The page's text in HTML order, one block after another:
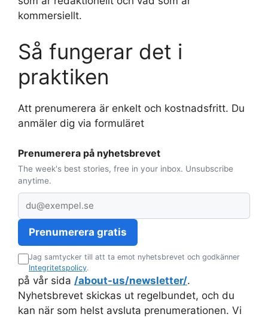
kommersiellt.
Så fungerar det i
praktiken
Att prenumerera är enkelt och kostnadsfritt. Du
anmäler dig via formuläret
Prenumerera på nyhetsbrevet
The week's best stories, free in your inbox. Unsubscribe
anytime.
-
o
s
a
d
Prenumerera gratis
Jag samtycker till att ta emot nyhetsbrevet och godkänner
Integritetspolicy.
på vår sida /about-us/newsletter/.
Nyhetsbrevet skickas ut regelbundet, och du
kan när som helst avsluta prenumerationen. Vi